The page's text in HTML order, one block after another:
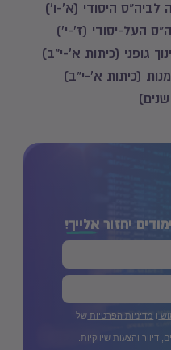
לביה"ס היסודי (א'-ו')
העל-יסודי (ז'-י')
גופני (כיתות א'-י"ב)
(כיתות א'-י"ב)
יחזוראלייך!
ו מדיניות הפרטיות של
והצעות שיווקיות.